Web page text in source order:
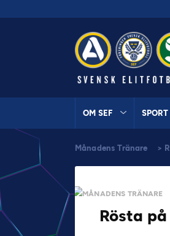
OM SEF SPORT
Månadens Tränare >
MÅNADENS TRÄNARE
Rösta